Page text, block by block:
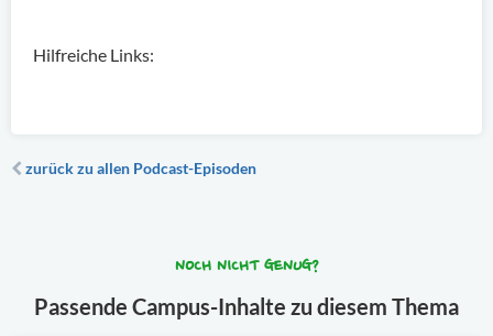
Hilfreiche Links:
zurück zu allen Podcast-Episoden
NOCH NICHT GENUG?
Passende Campus-Inhalte zu diesem Thema